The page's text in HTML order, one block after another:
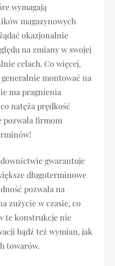
wymagają
magazynowych
okazjonalnie
na zmiany w swojej
celach. Co więcej,
montować na
ma pragnienia
natęża prędkość
pozwala firmom
gwarantuje
długoterminowe
pozwala na
zużycie w czasie, co
te konstrukcje nie
bądź też wymian, jak
towarów.